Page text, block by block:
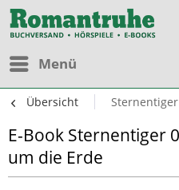
Menü
Übersicht Sternentiger
E-Book Sternentiger
um die Erde